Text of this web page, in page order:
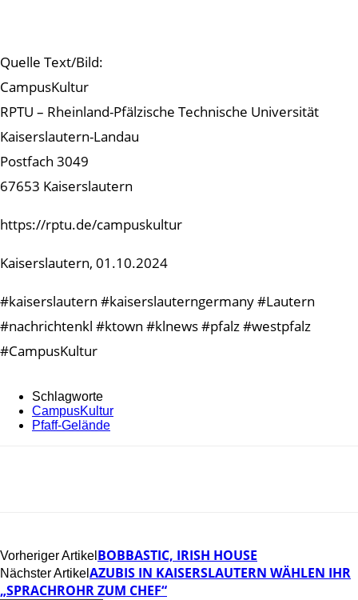
Quelle Text/Bild:
CampusKultur
RPTU – Rheinland-Pfälzische Technische Universität
Kaiserslautern-Landau
Postfach 3049
67653 Kaiserslautern
https://rptu.de/campuskultur
Kaiserslautern, 01.10.2024
#kaiserslautern #kaiserslauterngermany #Lautern
#nachrichtenkl #ktown #klnews #pfalz #westpfalz
#CampusKultur
Schlagworte
CampusKultur
Pfaff-Gelände
Vorheriger Artikel BOBBASTIC, IRISH HOUSE
Nächster Artikel AZUBIS IN KAISERSLAUTERN WÄHLEN IHR
„SPRACHROHR ZUM CHEF“